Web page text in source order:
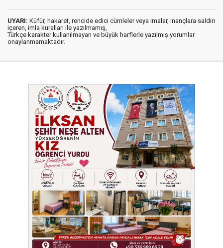
UYARI: Küfür, hakaret, rencide edici cümleler veya imalar, inançlara saldırı
içeren, imla kuralları ile yazılmamış,
Türkçe karakter kullanılmayan ve büyük harflerle yazılmış yorumlar
onaylanmamaktadır.